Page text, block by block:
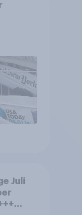
Juli